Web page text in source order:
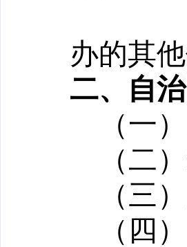
办的其他
二、自
（一
（二
（三
（四